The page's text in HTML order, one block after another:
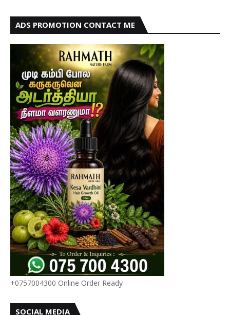
ADS PROMOTION CONTACT ME
+0757004300 Online Order Ready
SOCIAL MEDIA